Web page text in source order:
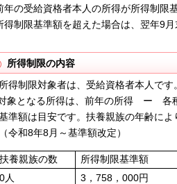
年の受給資格者本人の所得が所得制限
得制限基準額を超えた場合は、翌年9
所得制限の内容
得制限対象者は、受給資格者本人です。
象となる所得は、前年の所得 ー
準額は目安です。扶養親族の年齢によ
令和8年8月～基準額改定）
扶養親族の数 所得制限基準額
0人
3，758，000円